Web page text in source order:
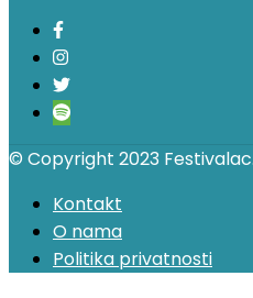
© Copyright 2023
Kontakt
O nama
Politika privatnosti